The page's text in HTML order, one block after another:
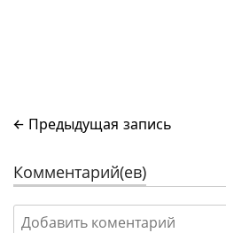
← Предыдущая запись
Комментарий(ев)